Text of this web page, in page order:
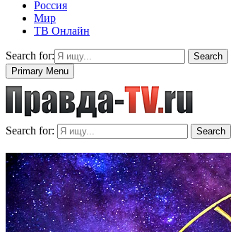
Россия
Мир
ТВ Онлайн
Search for:
Search
Primary Menu
Search for: Search